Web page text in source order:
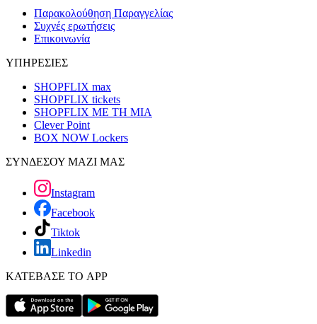
Παρακολούθηση Παραγγελίας
Συχνές ερωτήσεις
Επικοινωνία
ΥΠΗΡΕΣΙΕΣ
SHOPFLIX max
SHOPFLIX tickets
SHOPFLIX ΜΕ ΤΗ ΜΙΑ
Clever Point
BOX NOW Lockers
ΣΥΝΔΕΣΟΥ ΜΑΖΙ ΜΑΣ
Instagram
Facebook
Tiktok
Linkedin
ΚΑΤΕΒΑΣΕ ΤΟ APP